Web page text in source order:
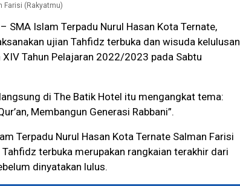
Farisi (Rakyatmu)
– SMA Islam Terpadu Nurul Hasan Kota Ternate,
ujian Tahfidz terbuka dan wisuda kelulusan
Tahun Pelajaran 2022/2023 pada Sabtu
di The Batik Hotel itu mengangkat tema:
Membangun Generasi Rabbani”.
Terpadu Nurul Hasan Kota Ternate Salman Farisi
terbuka merupakan rangkaian terakhir dari
dinyatakan lulus.